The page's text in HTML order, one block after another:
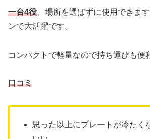
一台4役 、場所を選ばずに使用できま
ンで大活躍です。
コンパクトで軽量なので持ち運びも便
口コミ
思った以上にプレートが冷たく